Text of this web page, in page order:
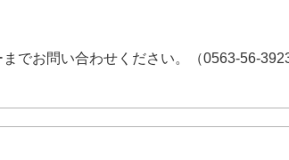
でお問い合わせください。（0563-56-